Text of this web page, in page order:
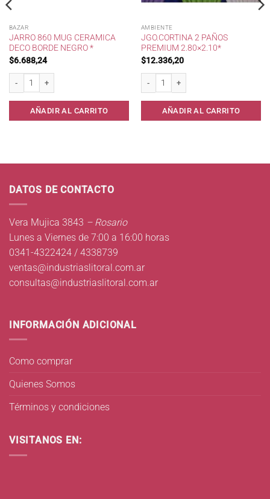
BAZAR
JARRO 860 MUG CERAMICA
DECO BORDE NEGRO *
$6.688,24
Jarro 860 Mug Ceramica Deco Borde Negro * cantidad
AÑADIR AL CARRITO
AMBIENTE
JGO.CORTINA 2 PAÑOS
PREMIUM 2.80×2.10*
$12.336,20
Jgo.Cortina 2 Paños Premium
AÑADIR AL CARRITO
DATOS DE CONTACTO
Vera Mujica 3843 – Rosario
Lunes a Viernes de 7:00 a 16:00 horas
0341-4322424 / 4338739
ventas@industriaslitoral.com.ar
consultas@industriaslitoral.com.ar
INFORMACIÓN ADICIONAL
Como comprar
Quienes Somos
Términos y condiciones
VISITANOS EN: